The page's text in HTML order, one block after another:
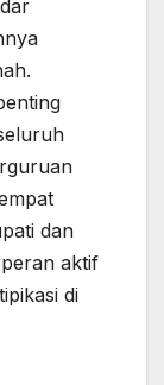
dan
aktif
di